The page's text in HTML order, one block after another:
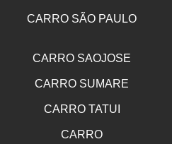
CARRO SÃO PAULO
CARRO SAOJOSE
CARRO SUMARE
CARRO TATUI
CARRO